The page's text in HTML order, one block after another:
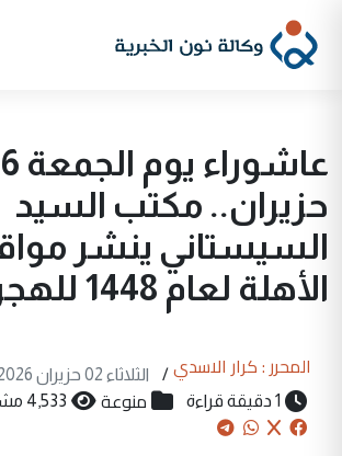
حزيران.. مكتب السيد
السيستاني ينشر
الأهلة لعام 1448 للهجرة
المحرر : كرار الاسدي /
الثلاثاء 02 حزيران 2026
1 دقيقة قراءة
منوعة 4,533 مشاهدة